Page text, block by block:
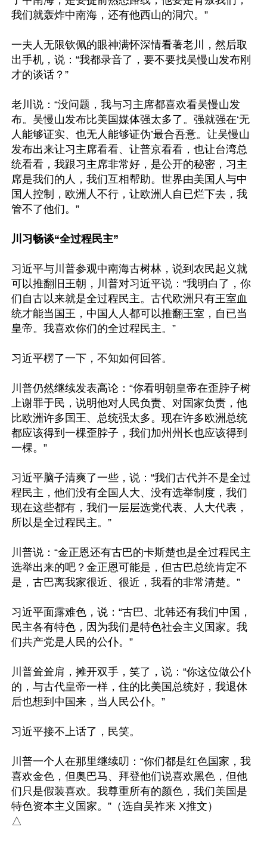
我们就轰炸中南海，还有他西山的洞穴。”
一夫人无限钦佩的眼神满怀深情看著老川，然后取
出手机，说：“我都录音了，要不要找吴慢山发布刚
才的谈话？”
老川说：“没问题，我与习主席都喜欢看吴慢山发
布。吴慢山发布比美国媒体强太多了。强就强在‘无
人能够证实、也无人能够证伪’最合吾意。让吴慢山
发布出来让习主席看看、让普京看看，也让台湾总
统看看，我跟习主席非常好，是公开的秘密，习主
席是我们的人，我们互相帮助。世界由美国人与中
国人控制，欧洲人不行，让欧洲人自已烂下去，我
管不了他们。”
川习畅谈“全过程民主”
习近平与川普参观中南海古树林，说到农民起义就
可以推翻旧王朝，川普对习近平说：“我明白了，你
们自古以来就是全过程民主。古代欧洲只有王室血
统才能当国王，中国人人都可以推翻王室，自已当
皇帝。我喜欢你们的全过程民主。”
习近平楞了一下，不知如何回答。
川普仍然继续发表高论：“你看明朝皇帝在歪脖子树
上谢罪于民，说明他对人民负责、对国家负责，他
比欧洲许多国王、总统强太多。现在许多欧洲总统
都应该得到一棵歪脖子，我们加州州长也应该得到
一棵。”
习近平脑子清爽了一些，说：“我们古代并不是全过
程民主，他们没有全国人大、没有选举制度，我们
现在这些都有，我们一层层选党代表、人大代表，
所以是全过程民主。”
川普说：“金正恩还有古巴的卡斯楚也是全过程民主
选举出来的吧？金正恩可能是，但古巴总统肯定不
是，古巴离我家很近、很近，我看的非常清楚。”
习近平面露难色，说：“古巴、北韩还有我们中国，
民主各有特色，因为我们是特色社会主义国家。我
们共产党是人民的公仆。”
川普耸耸肩，摊开双手，笑了，说：“你这位做公仆
的，与古代皇帝一样，住的比美国总统好，我退休
后也想到中国来，当人民公仆。”
习近平接不上话了，民笑。
川普一个人在那里继续叨：“你们都是红色国家，我
喜欢金色，但奥巴马、拜登他们说喜欢黑色，但他
们只是假装喜欢。我尊重所有的颜色，我们美国是
特色资本主义国家。”（选自吴祚来 X推文）